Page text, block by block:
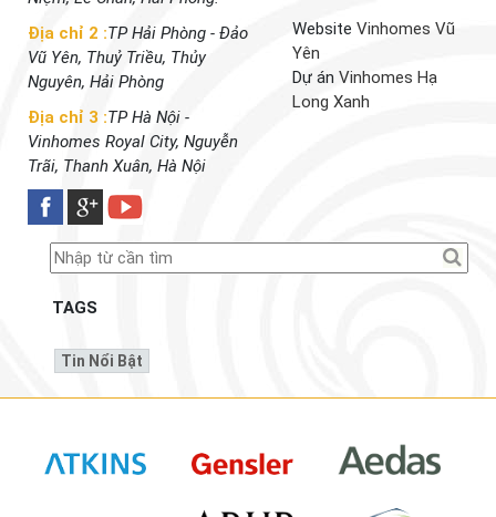
Địa chỉ 2 :TP Hải Phòng - Đảo
Vũ Yên, Thuỷ Triều, Thủy
Nguyên, Hải Phòng
Địa chỉ 3 :TP Hà Nội -
Vinhomes Royal City, Nguyễn
Trãi, Thanh Xuân, Hà Nội
Website Vinhomes Vũ
Yên
Dự án Vinhomes Hạ
Long Xanh
TAGS
Tin Nổi Bật